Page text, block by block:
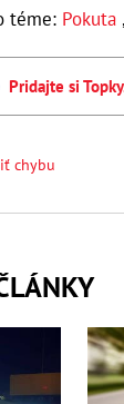
téme: Pokuta ,
Pridajte si
chybu